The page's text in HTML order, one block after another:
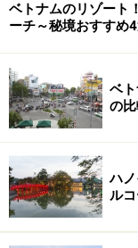
就寝前に心と体を
※記事内容は執筆時
い。
※海外を訪れる際に
ホームページ」を確
ベトナムのリゾート
ーチ～秘境おすすめ
ベ
の
ハ
ル